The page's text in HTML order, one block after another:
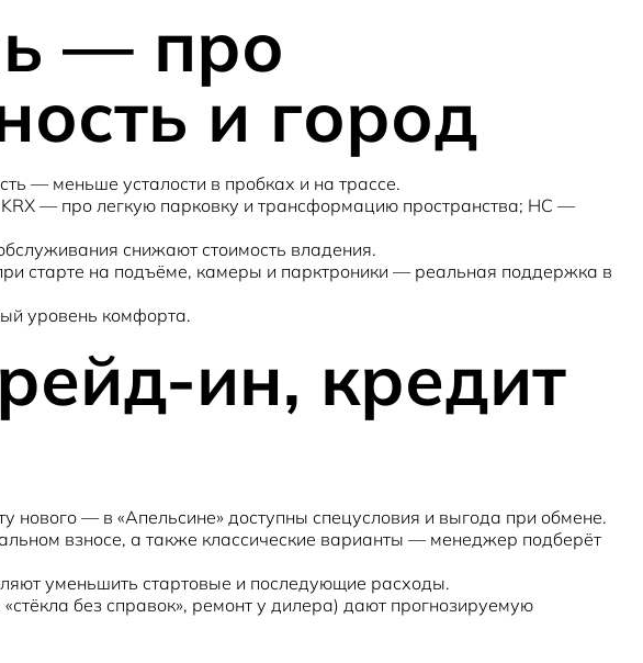
— про
и город
— меньше усталости в пробках и на трассе.
KRX — про легкую парковку и трансформацию пространства; HC —
снижают стоимость владения.
старте на подъёме, камеры и парктроники — реальная поддержка в
уровень комфорта.
ин, кредит
нового — в «Апельсине» доступны спецусловия и выгода при обмене.
взносе, а также классические варианты — менеджер подберёт
уменьшить стартовые и последующие расходы.
без справок», ремонт у дилера) дают прогнозируемую